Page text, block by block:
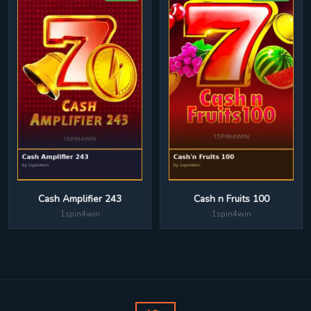
Cash Amplifier 243
1spin4win
Cash n Fruits 100
1spin4win